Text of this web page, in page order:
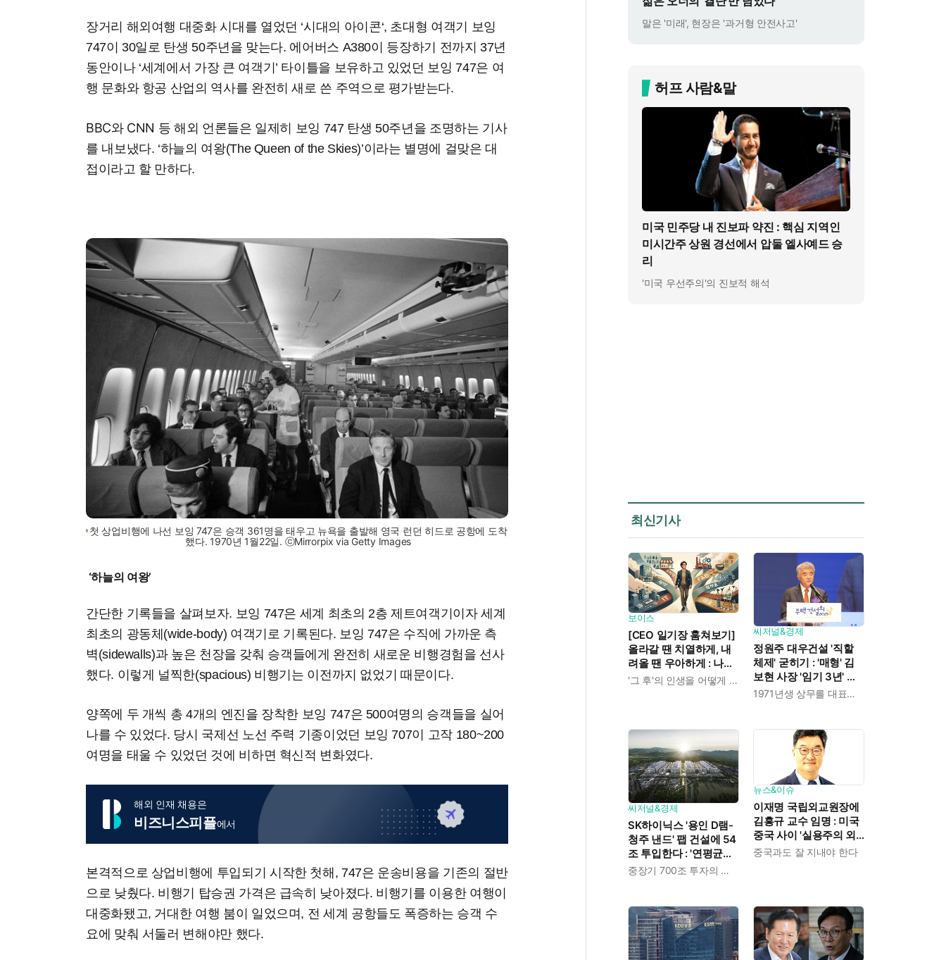
장거리 해외여행 대중화 시대를 열었던 ‘시대의 아이콘‘, 초대형 여객기 보잉
747이 30일로 탄생 50주년을 맞는다. 에어버스 A380이 등장하기 전까지 37년
동안이나 ‘세계에서 가장 큰 여객기’ 타이틀을 보유하고 있었던 보잉 747은 여
행 문화와 항공 산업의 역사를 완전히 새로 쓴 주역으로 평가받는다.
BBC와 CNN 등 해외 언론들은 일제히 보잉 747 탄생 50주년을 조명하는 기사
를 내보냈다. ‘하늘의 여왕(The Queen of the Skies)’이라는 별명에 걸맞은 대
접이라고 할 만하다.
첫 상업비행에 나선 보잉 747은 승객 361명을 태우고 뉴욕을 출발해 영국 런던 히드로 공항에 도착
했다. 1970년 1월22일. ⓒMirrorpix via Getty Images
‘하늘의 여왕’
간단한 기록들을 살펴보자. 보잉 747은 세계 최초의 2층 제트여객기이자 세계
최초의 광동체(wide-body) 여객기로 기록된다. 보잉 747은 수직에 가까운 측
벽(sidewalls)과 높은 천장을 갖춰 승객들에게 완전히 새로운 비행경험을 선사
했다. 이렇게 널찍한(spacious) 비행기는 이전까지 없었기 때문이다.
양쪽에 두 개씩 총 4개의 엔진을 장착한 보잉 747은 500여명의 승객들을 실어
나를 수 있었다. 당시 국제선 노선 주력 기종이었던 보잉 707이 고작 180~200
여명을 태울 수 있었던 것에 비하면 혁신적 변화였다.
해외 인재 채용은
비즈니스피플에서
본격적으로 상업비행에 투입되기 시작한 첫해, 747은 운송비용을 기존의 절반
으로 낮췄다. 비행기 탑승권 가격은 급속히 낮아졌다. 비행기를 이용한 여행이
대중화됐고, 거대한 여행 붐이 일었으며, 전 세계 공항들도 폭증하는 승객 수
요에 맞춰 서둘러 변해야만 했다.
말은 '미래', 현장은 '과거형 안전사고'
허프 사람&말
미국 민주당 내 진보파 약진 : 핵심 지역인
미시간주 상원 경선에서 압둘 엘사예드 승
리
'미국 우선주의'의 진보적 해석
최신기사
보이스
[CEO 일기장 훔쳐보기]
올라갈 땐 치열하게, 내
려올 땐 우아하게 : 나만
의 커리어 설계법
'그 후'의 인생을 어떻게 살 것인가
씨저널&경제
정원주 대우건설 '직할
체제' 굳히기 : '매형' 김
보현 사장 '임기 3년' 받
고 4개월 만에 물러났다
1971년생 상무를 대표이사로 발탁
씨저널&경제
SK하이닉스 '용인 D램-
청주 낸드' 팹 건설에 54
조 투입한다 : '연평균
19% 성장' 메모리 수요중장기 700조 투자의 단계적 이행
뉴스&이슈
이재명 국립외교원장에
김흥규 교수 임명 : 미국
중국 사이 '실용주의 외
교론' 강조한 인물이다
중국과도 잘 지내야 한다